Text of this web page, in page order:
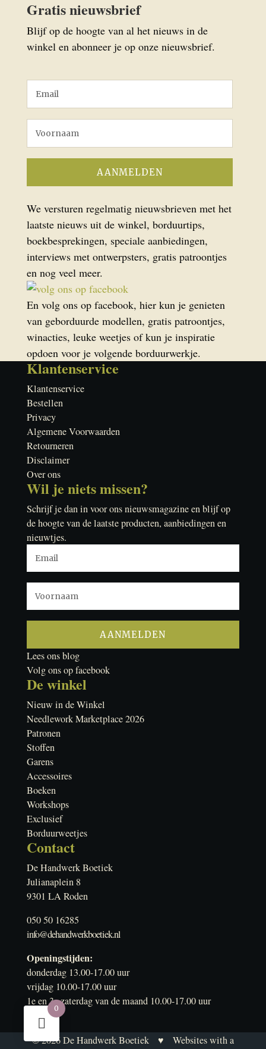
Gratis nieuwsbrief
Blijf op de hoogte van al het nieuws in de
winkel en abonneer je op onze nieuwsbrief.
We versturen regelmatig nieuwsbrieven met het
laatste nieuws uit de winkel, borduurtips,
boekbesprekingen, speciale aanbiedingen,
interviews met ontwerpsters, gratis patroontjes
en nog veel meer.
En volg ons op facebook, hier kun je genieten
van geborduurde modellen, gratis patroontjes,
winacties, leuke weetjes of kun je inspiratie
opdoen voor je volgende borduurwerkje.
Klantenservice
Klantenservice
Bestellen
Privacy
Algemene Voorwaarden
Retourneren
Disclaimer
Over ons
Wil je niets missen?
Schrijf je dan in voor ons nieuwsmagazine en blijf op
de hoogte van de laatste producten, aanbiedingen en
nieuwtjes.
Lees ons blog
Volg ons op facebook
De winkel
Nieuw in de Winkel
Needlework Marketplace 2026
Patronen
Stoffen
Garens
Accessoires
Boeken
Workshops
Exclusief
Borduurweetjes
Contact
De Handwerk Boetiek
Julianaplein 8
9301 LA Roden
050 50 16285
info@dehandwerkboetiek.nl
Openingstijden:
donderdag 13.00-17.00 uur
vrijdag 10.00-17.00 uur
1e en 3e zaterdag van de maand 10.00-17.00 uur
© 2026De Handwerk Boetiek ♥ Websites with a
0